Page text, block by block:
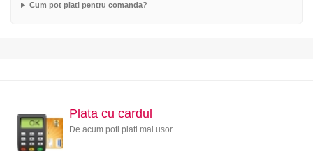
Cum pot plati pentru comanda?
Plata cu cardul
De acum poti plati mai usor